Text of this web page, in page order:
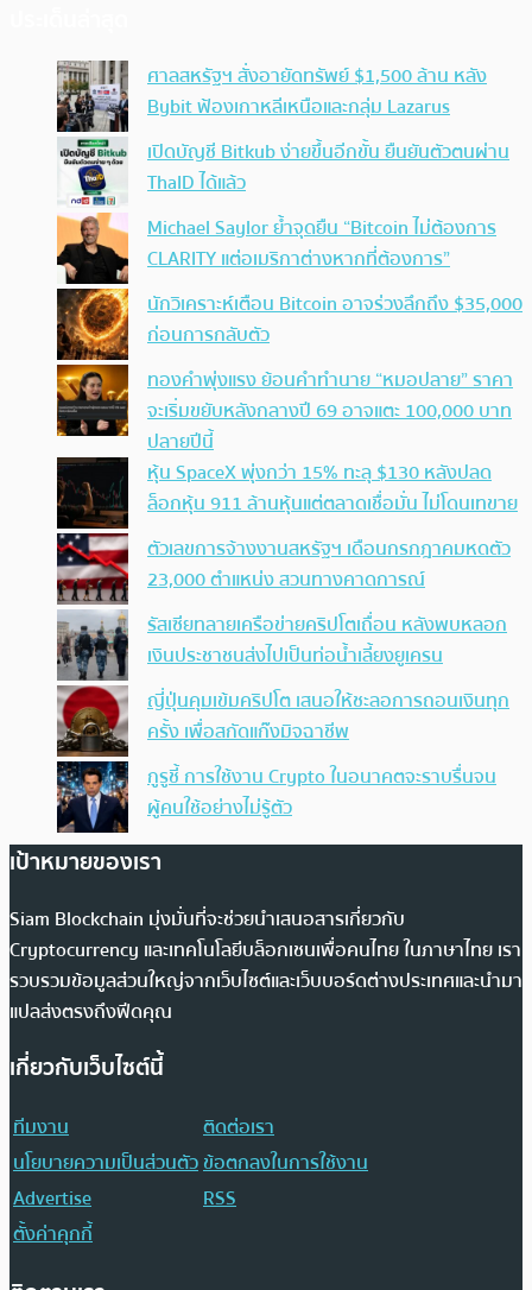
ศาลสหรัฐฯ สั่งอายัดทรัพย์ $1,500 ล้าน หลัง
Bybit ฟ้องเกาหลีเหนือและกลุ่ม Lazarus
เปิดบัญชี Bitkub ง่ายขึ้นอีกขั้น ยืนยันตัวตนผ่าน
ThaID ได้แล้ว
Michael Saylor ย้ำจุดยืน “Bitcoin ไม่ต้องการ
CLARITY แต่อเมริกาต่างหากที่ต้องการ”
นักวิเคราะห์เตือน Bitcoin อาจร่วงลึกถึง $35,000
ก่อนการกลับตัว
ทองคำพุ่งแรง ย้อนคำทำนาย “หมอปลาย” ราคา
จะเริ่มขยับหลังกลางปี 69 อาจแตะ 100,000 บาท
ปลายปีนี้
หุ้น SpaceX พุ่งกว่า 15% ทะลุ $130 หลังปลด
ล็อกหุ้น 911 ล้านหุ้นแต่ตลาดเชื่อมั่น ไม่โดนเทขาย
ตัวเลขการจ้างงานสหรัฐฯ เดือนกรกฎาคมหดตัว
23,000 ตำแหน่ง สวนทางคาดการณ์
รัสเซียทลายเครือข่ายคริปโตเถื่อน หลังพบหลอก
เงินประชาชนส่งไปเป็นท่อน้ำเลี้ยงยูเครน
ญี่ปุ่นคุมเข้มคริปโต เสนอให้ชะลอการถอนเงินทุก
ครั้ง เพื่อสกัดแก๊งมิจฉาชีพ
กูรูชี้ การใช้งาน Crypto ในอนาคตจะราบรื่นจน
ผู้คนใช้อย่างไม่รู้ตัว
เป้าหมายของเรา
Siam Blockchain มุ่งมั่นที่จะช่วยนำเสนอสารเกี่ยวกับ
Cryptocurrency และเทคโนโลยีบล็อกเชนเพื่อคนไทย ในภาษาไทย เรา
รวบรวมข้อมูลส่วนใหญ่จากเว็บไซต์และเว็บบอร์ดต่างประเทศและนำมา
แปลส่งตรงถึงฟีดคุณ
เกี่ยวกับเว็บไซต์นี้
ทีมงาน
ติดต่อเรา
นโยบายความเป็นส่วนตัวข้อตกลงในการใช้งาน
Advertise
RSS
ตั้งค่าคุกกี้